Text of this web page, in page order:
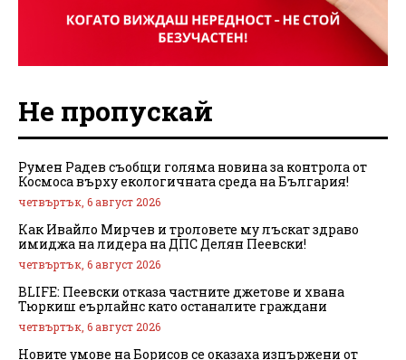
Не пропускай
Румен Радев съобщи голяма новина за контрола от
Космоса върху екологичната среда на България!
четвъртък, 6 август 2026
Как Ивайло Мирчев и троловете му лъскат здраво
имиджа на лидера на ДПС Делян Пеевски!
четвъртък, 6 август 2026
BLIFE: Пеевски отказа частните джетове и хвана
Тюркиш еърлайнс като останалите граждани
четвъртък, 6 август 2026
Новите умове на Борисов се оказаха изпържени от